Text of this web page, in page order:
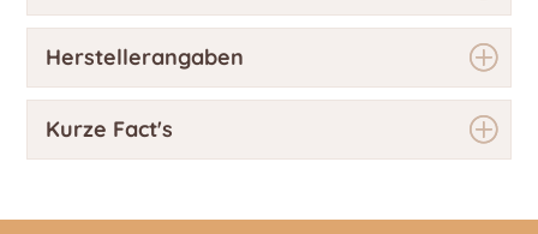
Herstellerangaben
Kurze Fact's